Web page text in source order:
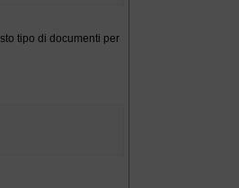
tipo di documenti per